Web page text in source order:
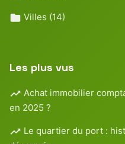
Villes (14)
Les plus vus
Achat immobilier
en 2025 ?
Le quartier du port :